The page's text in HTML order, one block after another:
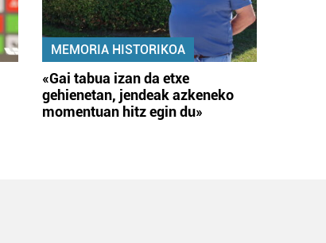
MEMORIA HISTORIKOA
«Gai tabua izan da etxe
gehienetan, jendeak azkeneko
momentuan hitz egin du»